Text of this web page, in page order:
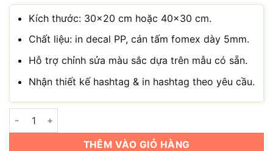
Kích thước: 30×20 cm hoặc 40×30 cm.
Chất liệu: in decal PP, cán tấm fomex dày 5mm.
Hỗ trợ chỉnh sửa màu sắc dựa trên mẫu có sẵn.
Nhận thiết kế hashtag & in hashtag theo yêu cầu.
Hashtag cầm tay công ty SIMBA GROUP số lượng
THÊM VÀO GIỎ HÀNG